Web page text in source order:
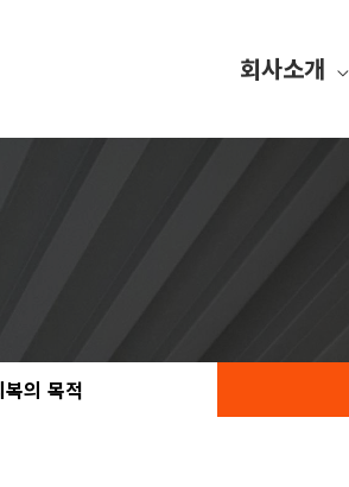
회사소개
복의 목적